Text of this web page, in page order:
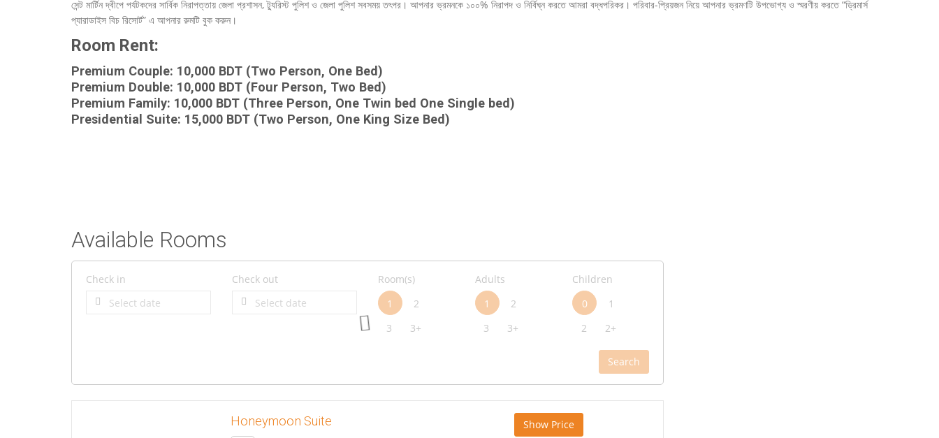
সেন্ট মার্টিন দ্বীপে পর্যটকদের সার্বিক নিরাপত্তায় জেলা প্রশাসন, ট্যুরিস্ট পুলিশ ও জেলা পুলিশ সবসময় তৎপর। আপনার ভ্রমনকে ১০০% নিরাপদ ও নির্বিঘ্ন করতে আমরা বদ্ধপরিকর। পরিবার-প্রিয়জন নিয়ে আপনার ভ্রমণটি উপভোগ্য ও স্মরণীয় করতে “ড্রিমার্স
প্যারাডাইস বিচ রিসোর্ট” এ আপনার রুমটি বুক করুন।
Room Rent:
Premium Couple: 10,000 BDT (Two Person, One Bed)
Premium Double: 10,000 BDT (Four Person, Two Bed)
Premium Family: 10,000 BDT (Three Person, One Twin bed One Single bed)
Presidential Suite: 15,000 BDT (Two Person, One King Size Bed)
Available Rooms
Check in Check out
Room(s)
1
2
3
3+
Adults
1
2
3
3+
Children
0
1
2
2+
Search
Honeymoon Suite Show Price